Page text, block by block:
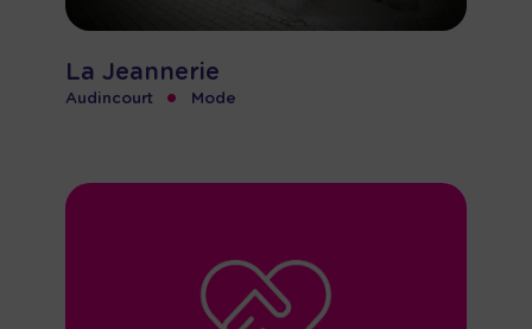
La Jeannerie
Audincourt • Mode